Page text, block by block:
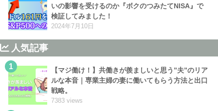
いの影響を受けるのか『ボクのつみたてNISA』で
検証してみました！
2024年7月10日
人気記事
1
【マジ働け！】共働きが羨ましいと思う”夫”のリア
ルな本音｜専業主婦の妻に働いてもらう方法と出口
戦略。
7383 views